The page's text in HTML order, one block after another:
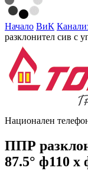
Начало ВиК
разклонител сив с
Национален
ППР
87.5° ф110 х